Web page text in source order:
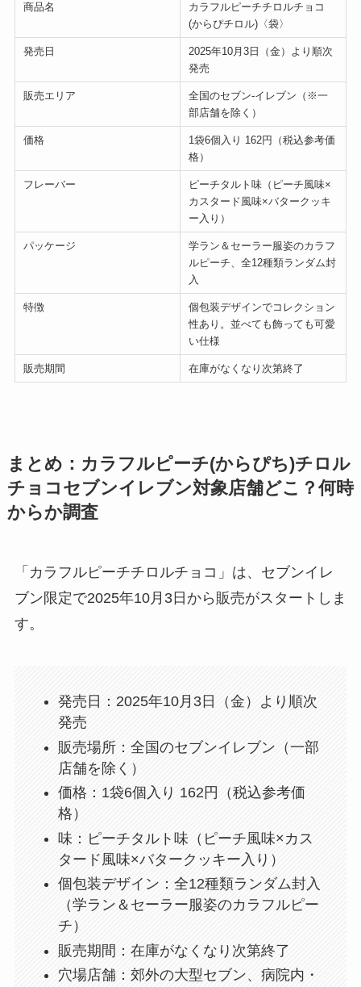
商品名
カラフルピーチチロルチョコ
(からぴチロル)〈袋〉
発売日
2025年10月3日（金）より順次
発売
販売エリア
全国のセブン‐イレブン（※一
部店舗を除く）
価格
1袋6個入り 162円（税込参考価
格）
フレーバー
ピーチタルト味（ピーチ風味×
カスタード風味×バタークッキ
ー入り）
パッケージ
学ラン＆セーラー服姿のカラフ
ルピーチ、全12種類ランダム封
入
特徴
個包装デザインでコレクション
性あり。並べても飾っても可愛
い仕様
販売期間 在庫がなくなり次第終了
まとめ：カラフルピーチ(からぴち)チロル
チョコセブンイレブン対象店舗どこ？何時
からか調査
「カラフルピーチチロルチョコ」は、セブンイレ
ブン限定で2025年10月3日から販売がスタートしま
す。
発売日：2025年10月3日（金）より順次
発売
販売場所：全国のセブンイレブン（一部
店舗を除く）
価格：1袋6個入り 162円（税込参考価
格）
味：ピーチタルト味（ピーチ風味×カス
タード風味×バタークッキー入り）
個包装デザイン：全12種類ランダム封入
（学ラン＆セーラー服姿のカラフルピー
チ）
販売期間：在庫がなくなり次第終了
穴場店舗：郊外の大型セブン、病院内・